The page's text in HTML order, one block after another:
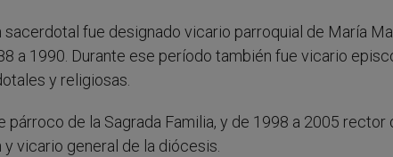
sacerdotal fue designado vicario parroquial de María
a 1990. Durante ese período también fue vicario
y religiosas.
párroco de la Sagrada Familia, y de 1998 a 2005
y vicario general de la diócesis.